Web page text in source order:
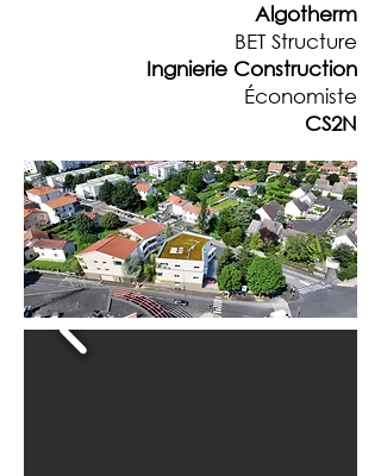
Algotherm
BET Structure
Ingnierie Construction
Économiste
CS2N